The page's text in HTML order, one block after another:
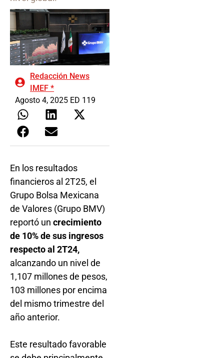
Redacción News
IMEF *
Agosto 4, 2025 ED 119
En los resultados
financieros al 2T25, el
Grupo Bolsa Mexicana
de Valores (Grupo BMV)
reportó un crecimiento
de 10% de sus ingresos
respecto al 2T24,
alcanzando un nivel de
1,107 millones de pesos,
103 millones por encima
del mismo trimestre del
año anterior.
Este resultado favorable